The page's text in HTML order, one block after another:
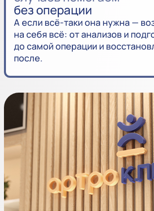
без операции
А если всё-таки она нужна —
на себя всё: от анализов и
до самой операции и
после.